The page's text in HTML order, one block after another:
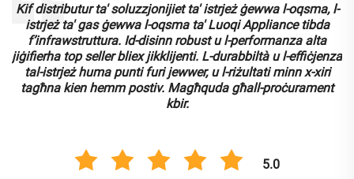
Kif distributur ta' soluzzjonijiet ta' istrjeż ġewwa l-oqsma, l-
istrjeż ta' gas ġewwa l-oqsma ta' Luoqi Appliance tibda
f’infrawstruttura. Id-disinn robust u l-performanza alta
jiġifierha top seller bliex jikklijenti. L-durabbiltà u l-effiċjenza
tal-istrjeż huma punti furi jewwer, u l-riżultati minn x-xiri
tagħna kien hemm postiv. Magħquda għall-proċurament
kbir.
5.0